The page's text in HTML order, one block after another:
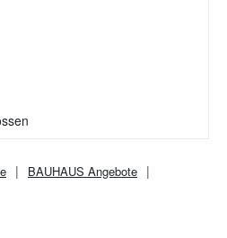
BAUHAUS Angebote